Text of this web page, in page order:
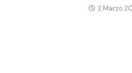
2 Marzo